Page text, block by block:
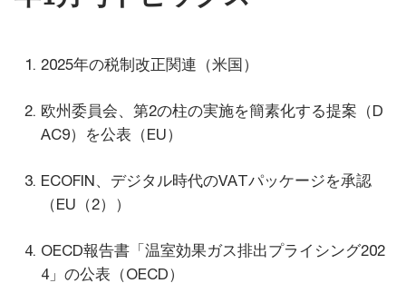
2025年の税制改正関連（米国）
欧州委員会、第2の柱の実施を簡素化する提案（D
AC9）を公表（EU）
ECOFIN、デジタル時代のVATパッケージを承認
（EU（2））
OECD報告書「温室効果ガス排出プライシング202
4」の公表（OECD）